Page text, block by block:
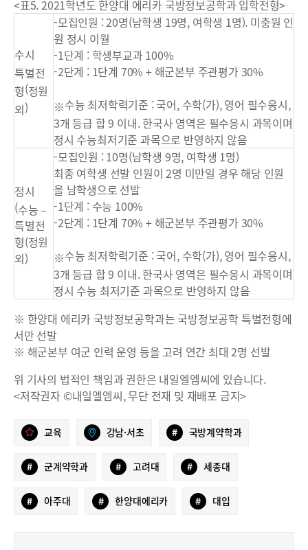
<표5. 2021학년도 한양대 에리카 국방정보공학과 입학전형>
수시
특별전
형(정원
외)
-모집인원 : 20명(남학생 19명, 여학생 1명). 미충원 인
원 정시 이월
-1단계 : 학생부교과 100%
-2단계 : 1단계 70% + 해군본부 주관평가 30%
※수능 최저학력기준 : 국어, 수학(가), 영어 필수응시,
3개 등급 합 9 이내. 한국사 영역은 필수응시 과목이며
정시 수능최저기준 과목으로 반영하지 않음
정시
(수능–
특별전
형(정원
외)
-모집인원 : 10명(남학생 9명, 여학생 1명)
최종 여학생 선발 인원이 2명 미만일 경우 해당 인원
을 남학생으로 선발
-1단계 : 수능 100%
-2단계 : 1단계 70% + 해군본부 주관평가 30%
※수능 최저학력기준 : 국어, 수학(가), 영어 필수응시,
3개 등급 합 9 이내. 한국사 영역은 필수응시 과목이며
정시 수능 최저기준 과목으로 반영하지 않음
※ 한양대 에리카 국방정보공학과는 국방정보공학 특별전형에
서만 선발
※ 해군본부 여군 인력 운영 등을 고려 연간 최대 2명 선발
위 기사의 법적인 책임과 권한은 내일엘엠씨에 있습니다.
<저작권자 ©내일엘엠씨, 무단 전재 및 재배포 금지>
교육 강남·서초 # 국방계약학과
# 군계약학과 # 고려대 # 세종대
# 아주대 # 한양대에리카 # 대입